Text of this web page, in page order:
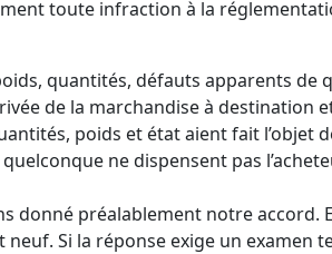
toute infraction à la
quantités, défauts apparents de
de la marchandise à destination
poids et état aient fait l’objet
ne dispensent pas
donné préalablement notre accord.
Si la réponse exige un examen